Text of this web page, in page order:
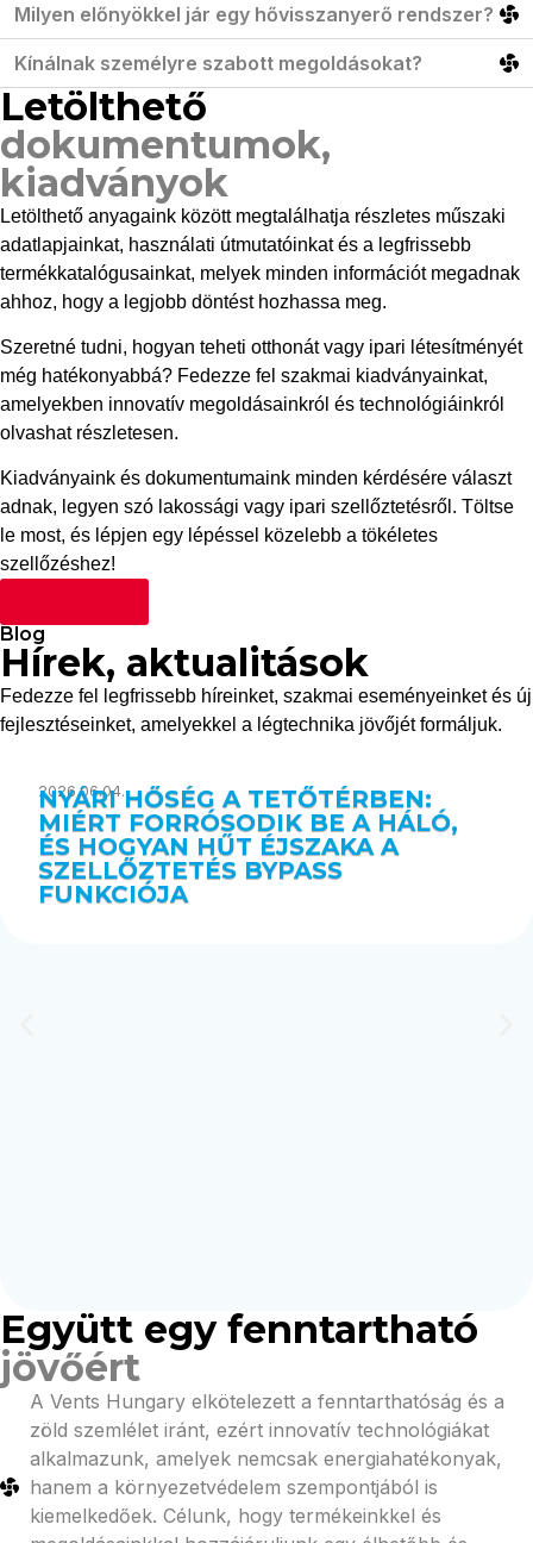
Milyen előnyökkel jár egy hővisszanyerő rendszer?
Kínálnak személyre szabott megoldásokat?
Letölthető
dokumentumok,
kiadványok
Letölthető anyagaink között megtalálhatja részletes műszaki
adatlapjainkat, használati útmutatóinkat és a legfrissebb
termékkatalógusainkat, melyek minden információt megadnak
ahhoz, hogy a legjobb döntést hozhassa meg.
Szeretné tudni, hogyan teheti otthonát vagy ipari létesítményét
még hatékonyabbá? Fedezze fel szakmai kiadványainkat,
amelyekben innovatív megoldásainkról és technológiáinkról
olvashat részletesen.
Kiadványaink és dokumentumaink minden kérdésére választ
adnak, legyen szó lakossági vagy ipari szellőztetésről. Töltse
le most, és lépjen egy lépéssel közelebb a tökéletes
szellőzéshez!
Blog
Hírek, aktualitások
Fedezze fel legfrissebb híreinket, szakmai eseményeinket és új
fejlesztéseinket, amelyekkel a légtechnika jövőjét formáljuk.
2026.06.04.
NYÁRI HŐSÉG A TETŐTÉRBEN:
MIÉRT FORRÓSODIK BE A HÁLÓ,
ÉS HOGYAN HŰT ÉJSZAKA A
SZELLŐZTETÉS BYPASS
FUNKCIÓJA
Együtt egy fenntartható
jövőért
A Vents Hungary elkötelezett a fenntarthatóság és a
zöld szemlélet iránt, ezért innovatív technológiákat
alkalmazunk, amelyek nemcsak energiahatékonyak,
hanem a környezetvédelem szempontjából is
kiemelkedőek. Célunk, hogy termékeinkkel és